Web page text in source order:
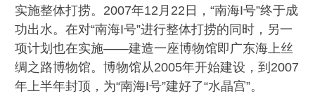
实施整体打捞。2007年12月22日，“南海I号”终于成
功出水。在对“南海I号”进行整体打捞的同时，另一
项计划也在实施——建造一座博物馆即广东海上丝
绸之路博物馆。博物馆从2005年开始建设，到2007
年上半年封顶，为“南海I号”建好了“水晶宫”。